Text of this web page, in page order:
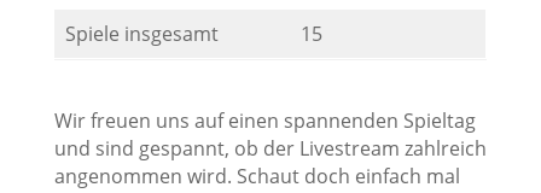
Spiele insgesamt
15
Wir freuen uns auf einen spannenden Spieltag
und sind gespannt, ob der Livestream zahlreich
angenommen wird. Schaut doch einfach mal